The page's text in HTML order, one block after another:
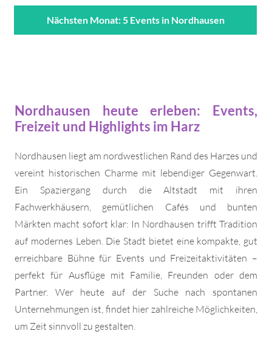
Nächsten Monat: 5 Events in Nordhausen
Nordhausen heute erleben: Events,
Freizeit und Highlights im Harz
Nordhausen liegt am nordwestlichen Rand des Harzes und
vereint historischen Charme mit lebendiger Gegenwart.
Ein Spaziergang durch die Altstadt mit ihren
Fachwerkhäusern, gemütlichen Cafés und bunten
Märkten macht sofort klar: In Nordhausen trifft Tradition
auf modernes Leben. Die Stadt bietet eine kompakte, gut
erreichbare Bühne für Events und Freizeitaktivitäten –
perfekt für Ausflüge mit Familie, Freunden oder dem
Partner. Wer heute auf der Suche nach spontanen
Unternehmungen ist, findet hier zahlreiche Möglichkeiten,
um Zeit sinnvoll zu gestalten.